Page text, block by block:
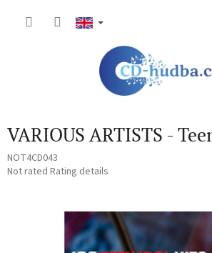
VARIOUS ARTISTS -
NOT4CD043
The
Not rated Rating details